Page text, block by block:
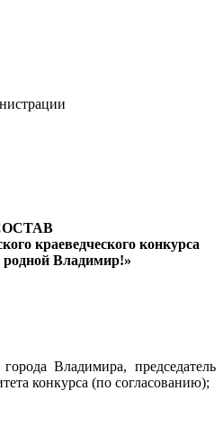
краеведческого конкурса
Владимир!»
Владимира, председатель
конкурса (по согласованию);